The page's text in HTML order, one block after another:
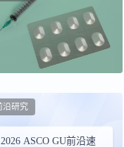
2026 ASCO GU前沿速
沿研究